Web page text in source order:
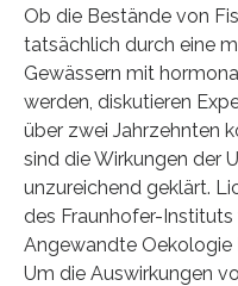
Ob die Bestände von
tatsächlich durch eine
Gewässern mit
werden, diskutieren
über zwei Jahrzehnten
sind die Wirkungen der
unzureichend geklärt.
des Fraunhofer-
Angewandte Oekologie
Um die Auswirkungen